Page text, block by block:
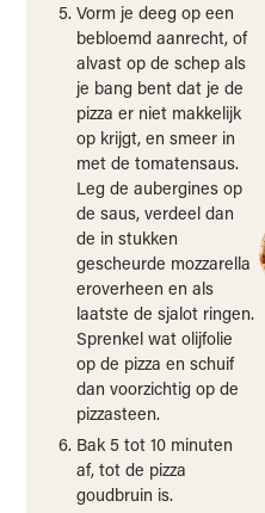
Vorm je deeg op een
bebloemd aanrecht, of
alvast op de schep als
je bang bent dat je de
pizza er niet makkelijk
op krijgt, en smeer in
met de tomatensaus.
Leg de aubergines op
de saus, verdeel dan
de in stukken
gescheurde mozzarella
eroverheen en als
laatste de sjalot ringen.
Sprenkel wat olijfolie
op de pizza en schuif
dan voorzichtig op de
pizzasteen.
Bak 5 tot 10 minuten
af, tot de pizza
goudbruin is.